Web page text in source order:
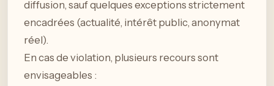
diffusion, sauf quelques exceptions strictement
encadrées (actualité, intérêt public, anonymat
réel).
En cas de violation, plusieurs recours sont
envisageables :